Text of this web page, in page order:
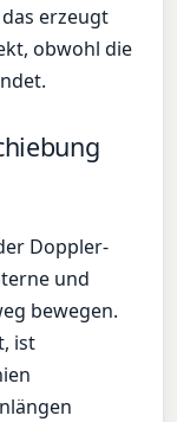
erzeugt
obwohl die
Doppler-
und
bewegen.
ist